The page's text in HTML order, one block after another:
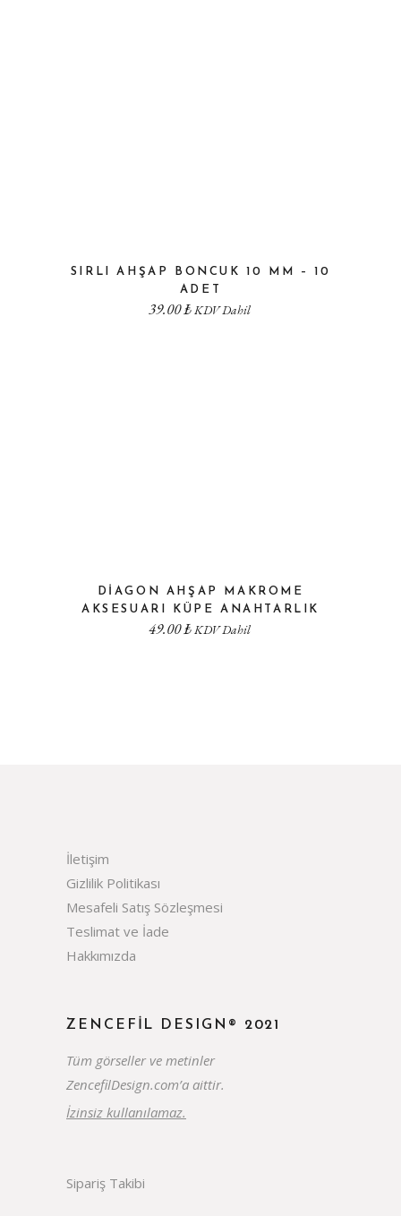
SIRLI AHŞAP BONCUK 10 MM – 10
ADET
39.00₺KDV Dahil
DIAGON AHŞAP MAKROME
AKSESUARI KÜPE ANAHTARLIK
49.00₺KDV Dahil
İletişim
Gizlilik Politikası
Mesafeli Satış Sözleşmesi
Teslimat ve İade
Hakkımızda
ZENCEFIL DESIGN® 2021
Tüm görseller ve metinler
ZencefilDesign.com’a aittir.
İzinsiz kullanılamaz.
Sipariş Takibi